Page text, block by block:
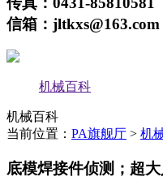
信箱：jltkxs@163.com
机械百科
机械百科
当前位置： PA旗舰厅 > 机
底模焊接件侦测；超